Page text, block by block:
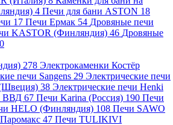
4 Печи для бани ASTON 18
17 Печи Ермак 54 Дровяные печи
KASTOR (Финляндия) 46 Дровяные
278 Электрокаменки Костёр
печи Sangens 29 Электрические печи
38 Электрические печи Henki
ВВД 67 Печи Karina (Россия) 190 Печи
HELO (Финляндия) 108 Печи SAWO
47 Печи TULIKIVI